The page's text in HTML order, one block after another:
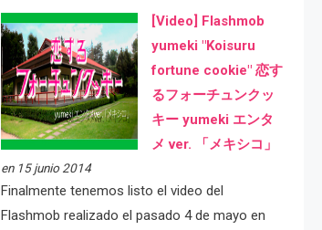
[Video] Flashmob
yumeki "Koisuru
fortune cookie" 恋す
るフォーチュンクッ
キー yumeki エンタ
メ ver. 「メキシコ」
en 15 junio 2014
Finalmente tenemos listo el video del
Flashmob realizado el pasado 4 de mayo en